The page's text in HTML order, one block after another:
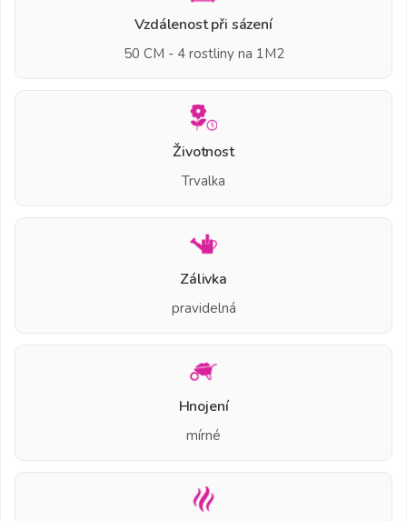
Vzdálenost při sázení
50 CM - 4 rostliny na 1M2
Životnost
Trvalka
Zálivka
pravidelná
Hnojení
mírné